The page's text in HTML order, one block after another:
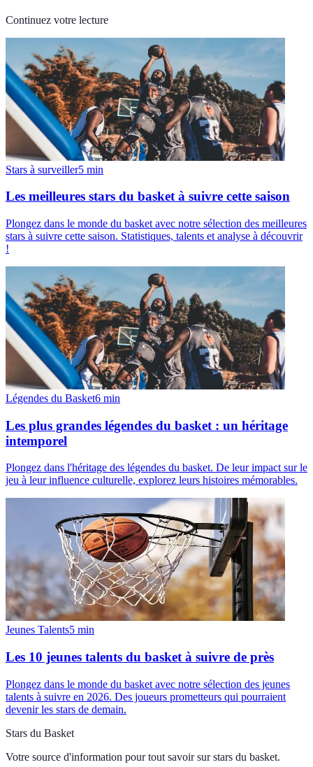
Continuez votre lecture
Stars à surveiller5 min
Les meilleures stars du basket à suivre cette saison
Plongez dans le monde du basket avec notre sélection des meilleures
stars à suivre cette saison. Statistiques, talents et analyse à découvrir
!
Légendes du Basket6 min
Les plus grandes légendes du basket : un héritage
intemporel
Plongez dans l'héritage des légendes du basket. De leur impact sur le
jeu à leur influence culturelle, explorez leurs histoires mémorables.
Jeunes Talents5 min
Les 10 jeunes talents du basket à suivre de près
Plongez dans le monde du basket avec notre sélection des jeunes
talents à suivre en 2026. Des joueurs prometteurs qui pourraient
devenir les stars de demain.
Stars du Basket
Votre source d'information pour tout savoir sur stars du basket.